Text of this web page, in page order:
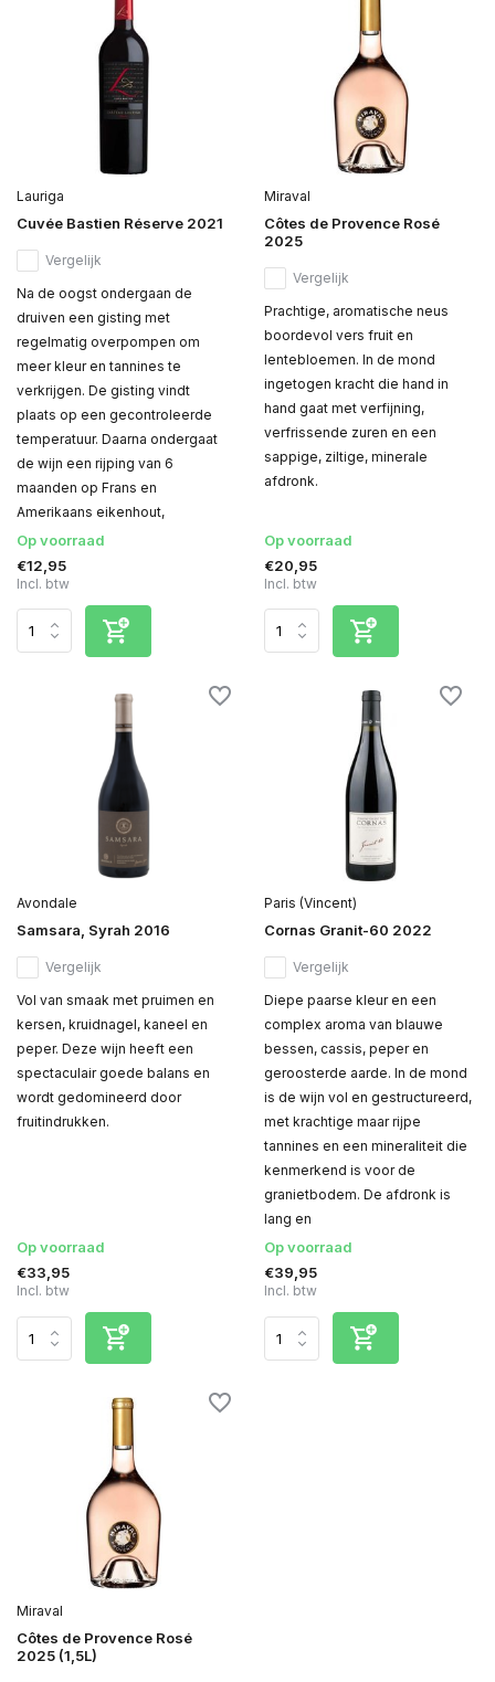
Lauriga
Cuvée Bastien Réserve 2021
Vergelijk
Na de oogst ondergaan de
druiven een gisting met
regelmatig overpompen om
meer kleur en tannines te
verkrijgen. De gisting vindt
plaats op een gecontroleerde
temperatuur. Daarna ondergaat
de wijn een rijping van 6
maanden op Frans en
Amerikaans eikenhout,
Op voorraad
€12,95
Incl. btw
Miraval
Côtes de Provence Rosé
2025
Vergelijk
Prachtige, aromatische neus
boordevol vers fruit en
lentebloemen. In de mond
ingetogen kracht die hand in
hand gaat met verfijning,
verfrissende zuren en een
sappige, ziltige, minerale
afdronk.
Op voorraad
€20,95
Incl. btw
Avondale
Samsara, Syrah 2016
Vergelijk
Vol van smaak met pruimen en
kersen, kruidnagel, kaneel en
peper. Deze wijn heeft een
spectaculair goede balans en
wordt gedomineerd door
fruitindrukken.
Op voorraad
€33,95
Incl. btw
Paris (Vincent)
Cornas Granit-60 2022
Vergelijk
Diepe paarse kleur en een
complex aroma van blauwe
bessen, cassis, peper en
geroosterde aarde. In de mond
is de wijn vol en gestructureerd,
met krachtige maar rijpe
tannines en een mineraliteit die
kenmerkend is voor de
granietbodem. De afdronk is
lang en
Op voorraad
€39,95
Incl. btw
Miraval
Côtes de Provence Rosé
2025 (1,5L)